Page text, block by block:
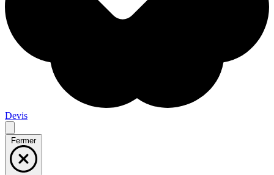
Devis
Fermer